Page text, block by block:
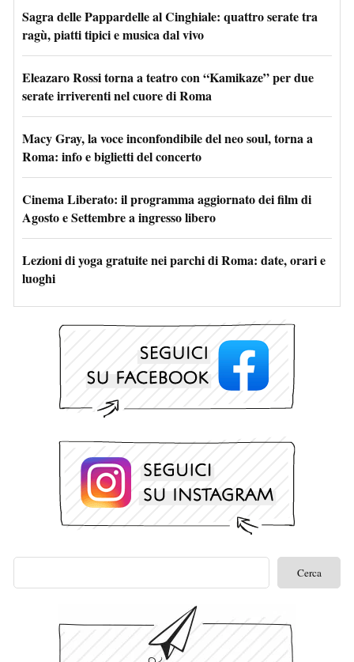
Sagra delle Pappardelle al Cinghiale: quattro serate tra
ragù, piatti tipici e musica dal vivo
Eleazaro Rossi torna a teatro con “Kamikaze” per due
serate irriverenti nel cuore di Roma
Macy Gray, la voce inconfondibile del neo soul, torna a
Roma: info e biglietti del concerto
Cinema Liberato: il programma aggiornato dei film di
Agosto e Settembre a ingresso libero
Lezioni di yoga gratuite nei parchi di Roma: date, orari e
luoghi